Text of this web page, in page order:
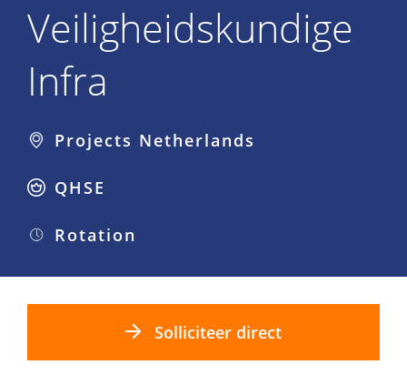
Veiligheidskundige
Infra
Projects Netherlands
QHSE
Rotation
Solliciteer direct